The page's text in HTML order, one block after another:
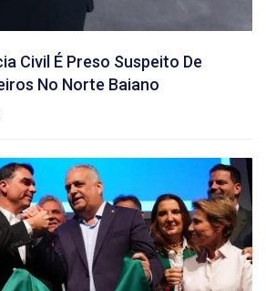
Civil É Preso Suspeito De
No Norte Baiano